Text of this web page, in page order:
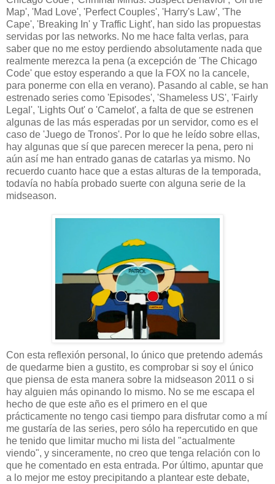
Map', 'Mad Love', 'Perfect Couples', 'Harry's Law', 'The
Cape', 'Breaking In' y Traffic Light', han sido las propuestas
servidas por las networks. No me hace falta verlas, para
saber que no me estoy perdiendo absolutamente nada que
realmente merezca la pena (a excepción de 'The Chicago
Code' que estoy esperando a que la FOX no la cancele,
para ponerme con ella en verano). Pasando al cable, se han
estrenado series como 'Episodes', 'Shameless US', 'Fairly
Legal', 'Lights Out' o 'Camelot', a falta de que se estrenen
algunas de las más esperadas por un servidor, como es el
caso de 'Juego de Tronos'. Por lo que he leído sobre ellas,
hay algunas que sí que parecen merecer la pena, pero ni
aún así me han entrado ganas de catarlas ya mismo. No
recuerdo cuanto hace que a estas alturas de la temporada,
todavía no había probado suerte con alguna serie de la
midseason.
Con esta reflexión personal, lo único que pretendo además
de quedarme bien a gustito, es comprobar si soy el único
que piensa de esta manera sobre la midseason 2011 o si
hay alguien más opinando lo mismo. No se me escapa el
hecho de que este año es el primero en el que
prácticamente no tengo casi tiempo para disfrutar como a mí
me gustaría de las series, pero sólo ha repercutido en que
he tenido que limitar mucho mi lista del "actualmente
viendo", y sinceramente, no creo que tenga relación con lo
que he comentado en esta entrada. Por último, apuntar que
a lo mejor me estoy precipitando a plantear este debate,